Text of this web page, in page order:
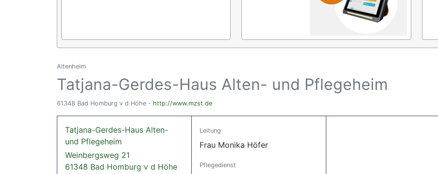
Altenheim
Tatjana-Gerdes-Haus Alten- und Pflegeheim
61348 Bad Homburg v d Höhe - http://www.mzst.de
Tatjana-Gerdes-Haus Alten-
und Pflegeheim
Weinbergsweg 21
61348 Bad Homburg v d Höhe
Leitung
Frau Monika Höfer
Pflegedienst